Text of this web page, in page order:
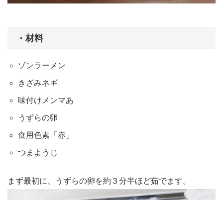
・材料
ゾンラーメン
きざみネギ
味付けメンマあ
うずらの卵
食用色素「赤」
つまようじ
まず最初に、うずらの卵を約３分半ほど茹でます。